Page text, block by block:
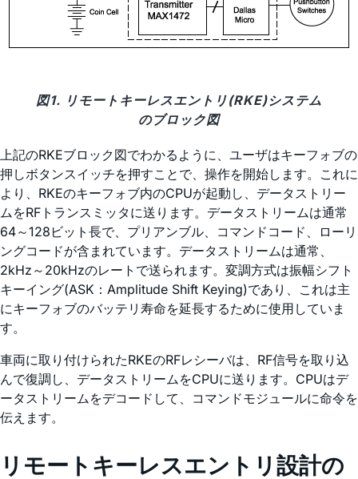
図1. リモートキーレスエントリ(RKE)システム
のブロック図
上記のRKEブロック図でわかるように、ユーザはキーフォブの
押しボタンスイッチを押すことで、操作を開始します。これに
より、RKEのキーフォブ内のCPUが起動し、データストリー
ムをRFトランスミッタに送ります。データストリームは通常
64～128ビット長で、プリアンブル、コマンドコード、ローリ
ングコードが含まれています。データストリームは通常、
2kHz～20kHzのレートで送られます。変調方式は振幅シフト
キーイング(ASK：Amplitude Shift Keying)であり、これは主
にキーフォブのバッテリ寿命を延長するために使用していま
す。
車両に取り付けられたRKEのRFレシーバは、RF信号を取り込
んで復調し、データストリームをCPUに送ります。CPUはデ
ータストリームをデコードして、コマンドモジュールに命令を
伝えます。
リモートキーレスエントリ設計の